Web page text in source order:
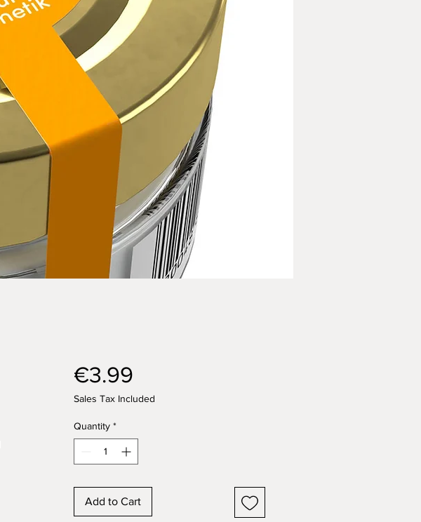
€3.99Price
Sales Tax Included
Quantity *
Add to Cart